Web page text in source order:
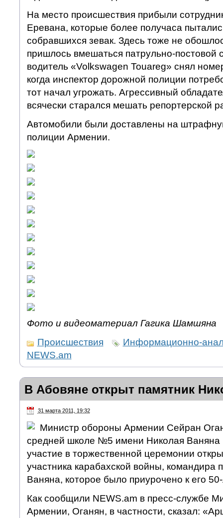
На место происшествия прибыли
Еревана, которые более получаса
собравшихся зевак. Здесь тоже не
пришлось вмешаться патрульно-постовой
водитель «Volkswagen Touareg» снял
когда инспектор дорожной полиции
тот начал угрожать. Агрессивный
всячески старался мешать репортерской
Автомобили были доставлены на
полиции Армении.
Фото и видеоматериал Гагика Шамшяна
Происшествия
Информационно-
NEWS.am
В Абовяне открыт памятник
31 марта 2011, 19:32
Министр обороны Армении Сейран
средней школе №5 имени Николая Ваняна
участие в торжественной церемонии
участника карабахской войны, командира
Ваняна, которое было приурочено к его
Как сообщили NEWS.am в пресс-службе
Армении, Оганян, в частности, сказал: